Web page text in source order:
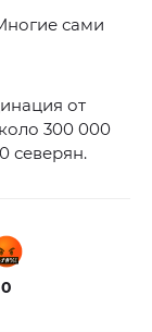
сами
от
300 000
северян.
0